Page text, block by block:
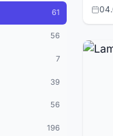
61
56
7
39
56
196